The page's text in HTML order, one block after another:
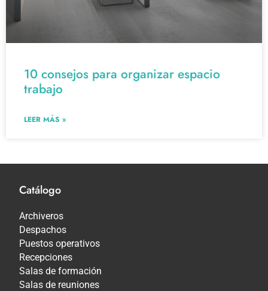
10 consejos para organizar espacio
trabajo
LEER MÁS »
Catálogo
Archiveros
Despachos
Puestos operativos
Recepciones
Salas de formación
Salas de reuniones